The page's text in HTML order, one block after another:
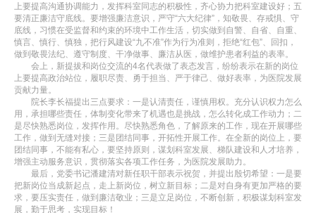
上要提高沟通协调能力，发挥科室同志的积极性，齐心协力把科室建设好；五
要清正廉洁守底线。要增强廉洁意识，严守“六大纪律”，知敬畏、存戒惧、守
底线，习惯在受监督和约束的环境中工作生活，切实做到自警、自省、自重、
慎言、慎行、慎独，把行风建设“九不准”作为行为准则，拒绝“红包”、回扣，
做到敬畏法纪、遵守制度、干净做事、廉洁从医，做维护患者利益的表率。
会上，新提拔和岗位交流的4名代表做了表态发言，纷纷表示在新的岗位
上要提高政治站位，履职尽责、勇于担当、严于律己、做好表率，为医院发展
贡献力量。
院长李长福提出三点要求：一是认清责任，谨慎用权。充分认识权力怎么
用，承担哪些责任，体制变化带来了机遇也是挑战，怎么转化成工作动力；二
是尽快熟悉岗位，发挥作用。尽快熟悉角色，了解原来的工作，现在开展哪些
工作，做到无缝对接；三是团结同事，开拓性开展工作。在全新的岗位上，要
团结同事，不能有私心，要坚持原则，谋划科室发展、梯队建设和人才培养，
增强主动服务意识，贯彻落实各项工作任务，为医院发展助力。
最后，党委书记潘建清对新任职干部表示祝贺，并提出殷切希望：一是要
把新岗位当成新起点，走上新岗位，树立新目标；二是对自身有更加严格的要
求，要压实责任，做到廉洁敬业；三是立足岗位，不断创新，积极谋划科室发
展，勤于思考，实现目标！